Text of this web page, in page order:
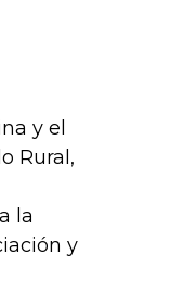
y el
Rural,
la
y